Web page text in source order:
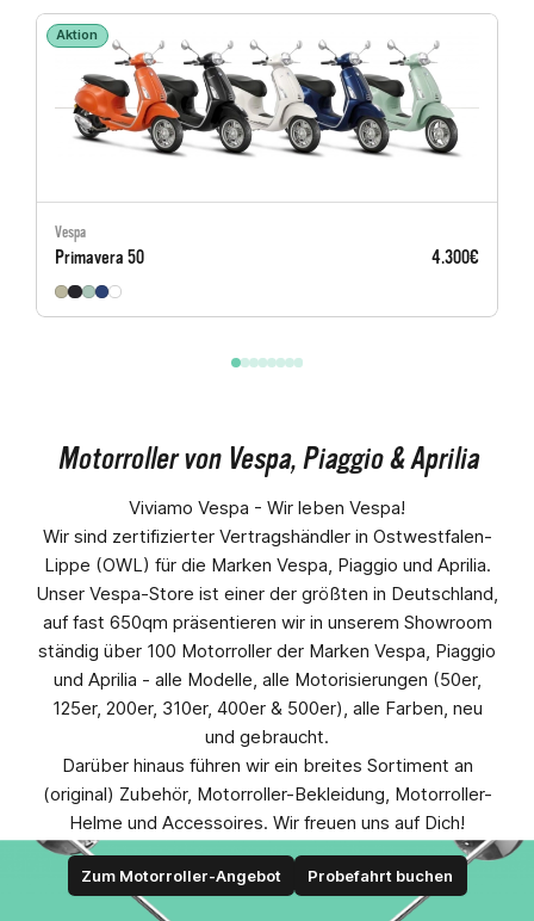
Aktion
Vespa
Primavera 50 4.300€
12345678
Motorroller von Vespa, Piaggio & Aprilia
Viviamo Vespa - Wir leben Vespa!
Wir sind zertifizierter Vertragshändler in Ostwestfalen-
Lippe (OWL) für die Marken Vespa, Piaggio und Aprilia.
Unser Vespa-Store ist einer der größten in Deutschland,
auf fast 650qm präsentieren wir in unserem Showroom
ständig über 100 Motorroller der Marken Vespa, Piaggio
und Aprilia - alle Modelle, alle Motorisierungen (50er,
125er, 200er, 310er, 400er & 500er), alle Farben, neu
und gebraucht.
Darüber hinaus führen wir ein breites Sortiment an
(original) Zubehör, Motorroller-Bekleidung, Motorroller-
Helme und Accessoires. Wir freuen uns auf Dich!
Zum Motorroller-Angebot Probefahrt buchen